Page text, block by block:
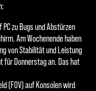
zu Bugs und Abstürzen
Am Wochenende haben
von Stabilität und Leistung
Donnerstag an. Das hat
(FOV) auf Konsolen wird